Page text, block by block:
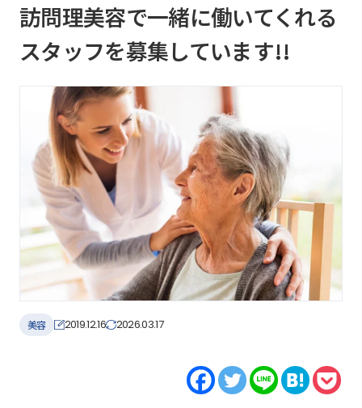
訪問理美容で一緒に働いてくれる
スタッフを募集しています!!
美容 2019.12.16 2026.03.17